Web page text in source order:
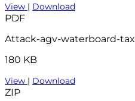
View | Download
PDF
Attack-agv-waterboard-tax
180 KB
View | Download
ZIP